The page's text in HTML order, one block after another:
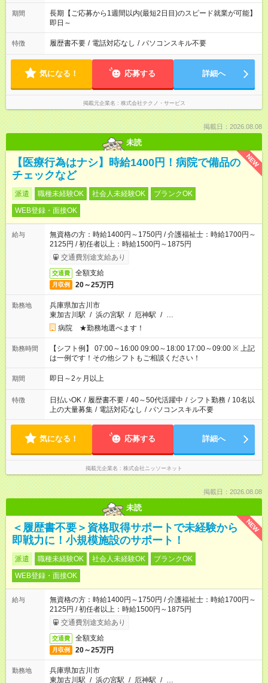
期間
長期【ご応募から1週間以内(最短2日目)のスピード就業が可能】
即日～
特徴 履歴書不要 / 電話対応なし / パソコンスキル不要
気になる！ 応募する 詳細へ
掲載元企業名 株式会社テクノ・サービス
掲載日：2026.08.08
未読
NEW
【医療行為はナシ】時給1400円！病院で備品の
チェックなど
派遣 職種未経験OK 社会人未経験OK
ブランクOK
WEB登録・面接OK
給与
無資格の方：時給1400円～1750円 / 介護福祉士：時給1700円～
2125円 / 初任者以上：時給1500円～1875円
交通費別途支給あり
交通費 全額支給
月収例 20～25万円
勤務地
兵庫県加古川市
東加古川駅 / 浜の宮駅 / 厄神駅 / …
病院 ★勤務地選べます！
勤務時間
【シフト例】 07:00～16:00 09:00～18:00 17:00～09:00 ※ 上記
は一例です！その他シフトもご相談ください！
期間 即日～2ヶ月以上
特徴 日払いOK / 履歴書不要 / 40～50代活躍中 / シフト勤務 / 10名以
上の大量募集 / 電話対応なし / パソコンスキル不要
気になる！ 応募する 詳細へ
掲載元企業名 株式会社ニッソーネット
掲載日：2026.08.08
未読
NEW
＜履歴書不要＞資格取得サポートで未経験から
即戦力に！小規模施設のサポート！
派遣 職種未経験OK 社会人未経験OK
ブランクOK
WEB登録・面接OK
給与
無資格の方：時給1400円～1750円 / 介護福祉士：時給1700円～
2125円 / 初任者以上：時給1500円～1875円
交通費別途支給あり
交通費 全額支給
月収例 20～25万円
勤務地
兵庫県加古川市
東加古川駅 / 浜の宮駅 / 厄神駅 / …